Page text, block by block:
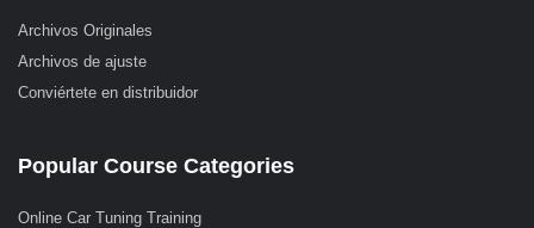
Archivos Originales
Archivos de ajuste
Conviértete en distribuidor
Popular Course Categories
Online Car Tuning Training